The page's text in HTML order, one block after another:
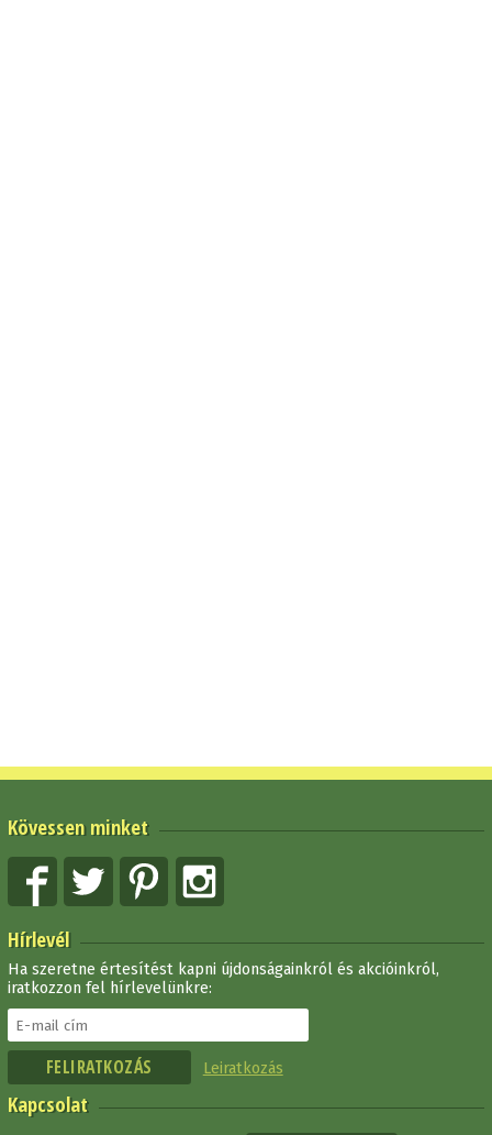
Kövessen minket
Hírlevél
Ha szeretne értesítést kapni újdonságainkról és akcióinkról,
iratkozzon fel hírlevelünkre:
Leiratkozás
Kapcsolat